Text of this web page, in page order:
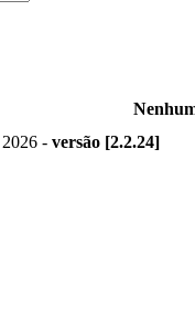
2026 - versão [2.2.24]